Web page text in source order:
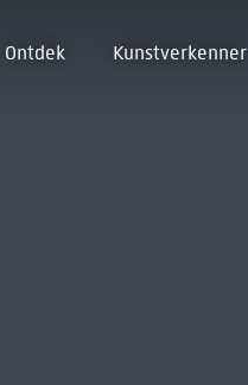
Ontdek Kunstverkenner